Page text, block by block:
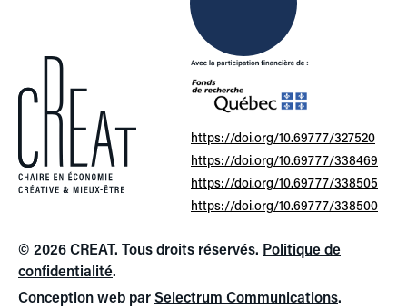
https://doi.org/10.69777/327520
https://doi.org/10.69777/338469
https://doi.org/10.69777/338505
https://doi.org/10.69777/338500
© 2026 CREAT. Tous droits réservés. Politique de
confidentialité.
Conception web parSelectrum Communications.